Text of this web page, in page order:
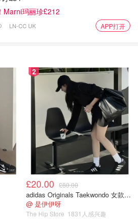
）
比较适用于干咳，就是那种没
异物感，但是没有痰，不停咳嗽可
度服用会引起大脑损伤、依赖性等
（有痰的咳嗽）
Marni玛丽珍£212
LN-CC UK APP打开
2
£20.00 £80.00
adidas Originals Taekwondo 女款黑色运动鞋
@ 是伊伊呀
The Hip Store 1831人感兴趣